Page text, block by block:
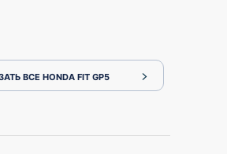
ВСЕ HONDA FIT GP5